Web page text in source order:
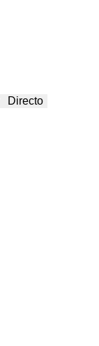
Directo